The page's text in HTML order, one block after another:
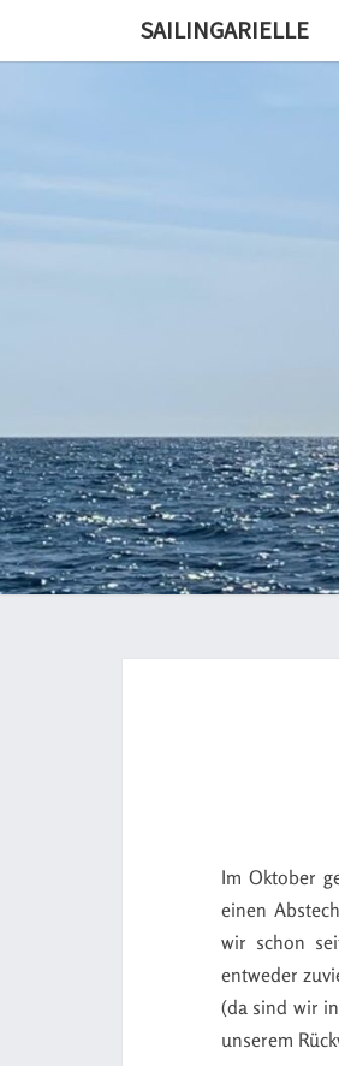
SAILINGARIELLE
Im Oktober
einen
wir schon
entweder
(da sind wir
unserem